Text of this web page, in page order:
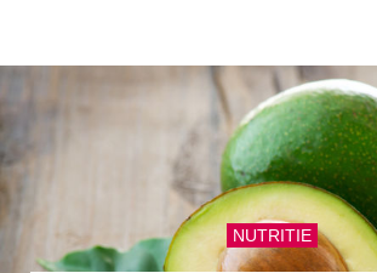
NUTRITIE